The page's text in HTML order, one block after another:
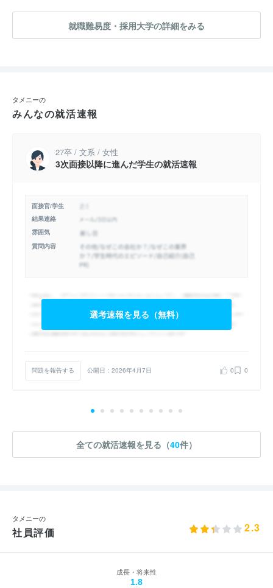
就職難易度・採用大学の詳細をみる
タメニーの
みんなの就活速報
27卒 / 文系 / 女性
3次面接以降に進んだ学生の就活速報
面接官/学生
結果連絡
雰囲気
質問内容
選考速報を見る（無料）
問題を報告する 公開日：2026年4月7日 0 0
全ての就活速報を見る（40件）
タメニーの
社員評価 2.3
成長・将来性
1.8